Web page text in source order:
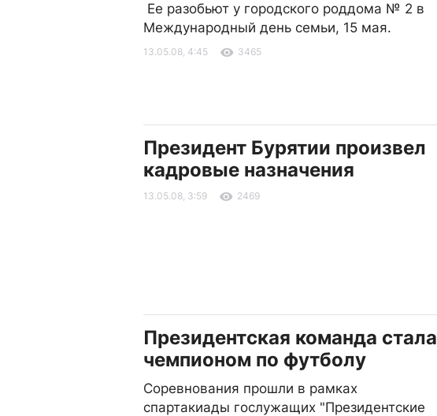
Ее разобьют у городского роддома № 2 в
Международный день семьи, 15 мая.
13.05.08, 4:45 3465
Президент Бурятии произвел
кадровые назначения
13.05.08, 3:59 2469
Президентская команда стала
чемпионом по футболу
Соревнования прошли в рамках
спартакиады гослужащих "Президентские